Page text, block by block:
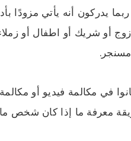
يدركون أنه يأتي مزودًا
زوج أو شريك أو اطفال أو
في مكالمة فيديو أو
معرفة ما إذا كان شخص